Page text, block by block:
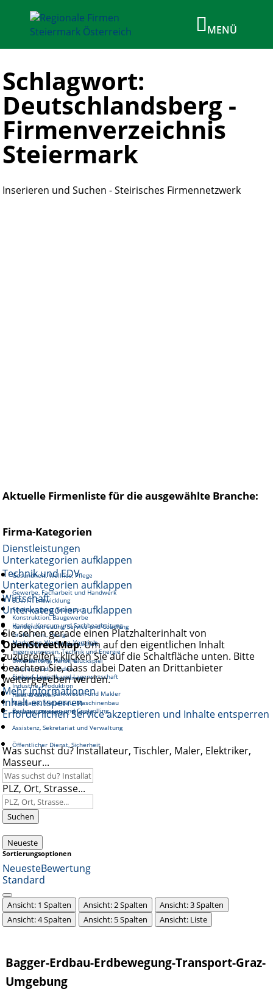
Schlagwort:
Deutschlandsberg -
Firmenverzeichnis
Steiermark
Inserieren und Suchen - Steirisches Firmennetzwerk
Aktuelle Firmenliste für die ausgewählte Branche:
Firma-Kategorien
Dienstleistungen
Unterkategorien aufklappen
Gesundheit, Wellnes, Pflege
Gewerbe, Facharbeit und Handwerk
Fortbewegung, Transport
Kundenbetreuung, Service und Coaching
Reinigung und Hauswirtschaft
Unterhaltung, Kunst, Glückspiel
Gastronomie, Tourismus
Haus & Garten
Soziales, Pädagogik, Bildung
Technik und EDV
Unterkategorien aufklappen
EDV, IT, Entwicklung
Konstruktion, Baugewerbe
Grafik, Print, Design
Ingenieurwesen, Technik und Energie
Medien, Audio, Video
Industrie, Produktion
Mechanik, Metallbau, Maschinenbau
Wirtschaft
Unterkategorien aufklappen
Handel, Konsum und Sachbearbeitung
Marketing, Werbung, Vertrieb
Management, Führung
Einkauf, Logistik und Lagerwirtschaft
Finanzwesen, Bankwesen und Makler
Rechnungswesen und Controlling
Assistenz, Sekretariat und Verwaltung
Öffentlicher Dienst, Sicherheit
Sie sehen gerade einen Platzhalterinhalt von
OpenStreetMap. Um auf den eigentlichen Inhalt
zuzugreifen, klicken Sie auf die Schaltfläche unten. Bitte
beachten Sie, dass dabei Daten an Drittanbieter
weitergegeben werden.
Mehr Informationen
Inhalt entsperren
Erforderlichen Service akzeptieren und Inhalte entsperren
Was suchst du? Installateur, Tischler, Maler, Elektriker,
Masseur...
PLZ, Ort, Strasse...
Suchen
Neueste
Sortierungsoptionen
NeuesteBewertung
Standard
Ansicht: 1 Spalten Ansicht: 2 Spalten
Ansicht: 3 Spalten
Ansicht: 4 Spalten
Ansicht: 5 Spalten Ansicht: Liste
Bagger-Erdbau-Erdbewegung-Transport-Graz-
Umgebung